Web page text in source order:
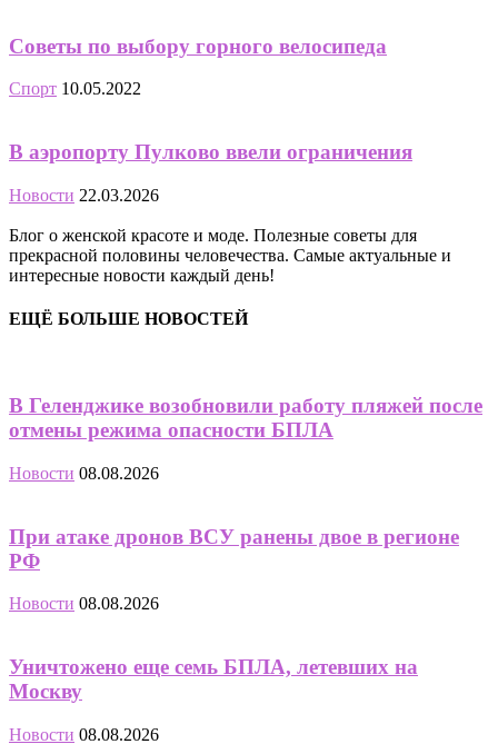
Советы по выбору горного велосипеда
Спорт 10.05.2022
В аэропорту Пулково ввели ограничения
Новости 22.03.2026
Блог о женской красоте и моде. Полезные советы для
прекрасной половины человечества. Самые актуальные и
интересные новости каждый день!
ЕЩЁ БОЛЬШЕ НОВОСТЕЙ
В Геленджике возобновили работу пляжей после
отмены режима опасности БПЛА
Новости 08.08.2026
При атаке дронов ВСУ ранены двое в регионе
РФ
Новости 08.08.2026
Уничтожено еще семь БПЛА, летевших на
Москву
Новости 08.08.2026